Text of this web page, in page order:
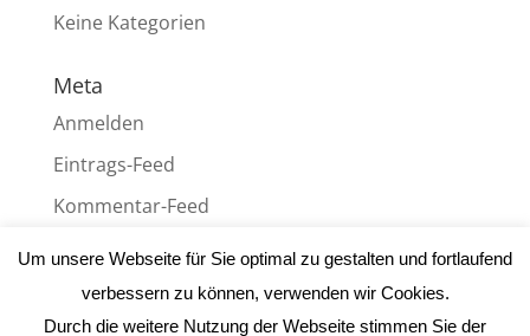
Keine Kategorien
Meta
Anmelden
Eintrags-Feed
Kommentar-Feed
WordPress.org
Um unsere Webseite für Sie optimal zu gestalten und fortlaufend
verbessern zu können, verwenden wir Cookies.
Durch die weitere Nutzung der Webseite stimmen Sie der